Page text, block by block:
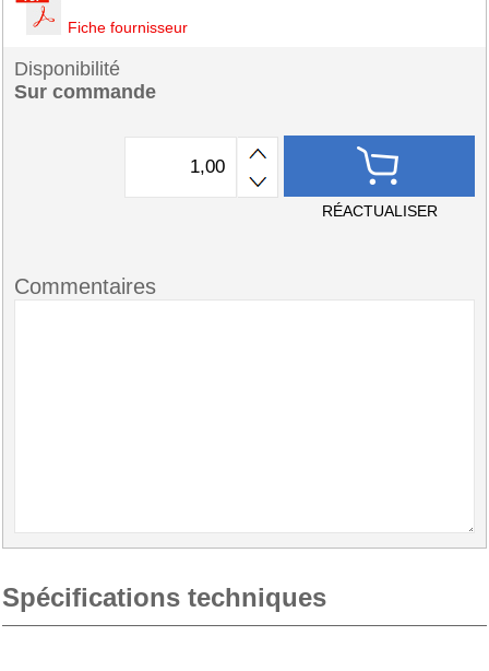
Fiche fournisseur
Disponibilité
Sur commande
RÉACTUALISER
Commentaires
Spécifications techniques